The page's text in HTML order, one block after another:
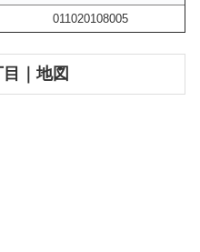
011020108005
｜地図